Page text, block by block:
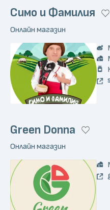
Симо и Фамилия
Онлайн магазин
Green Donna
Онлайн магазин